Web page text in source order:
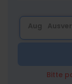
Bitte